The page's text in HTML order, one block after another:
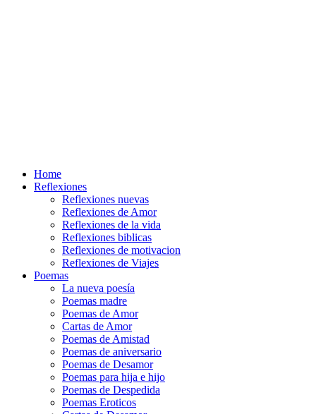
Home
Reflexiones
Reflexiones nuevas
Reflexiones de Amor
Reflexiones de la vida
Reflexiones biblicas
Reflexiones de motivacion
Reflexiones de Viajes
Poemas
La nueva poesía
Poemas madre
Poemas de Amor
Cartas de Amor
Poemas de Amistad
Poemas de aniversario
Poemas de Desamor
Poemas para hija e hijo
Poemas de Despedida
Poemas Eroticos